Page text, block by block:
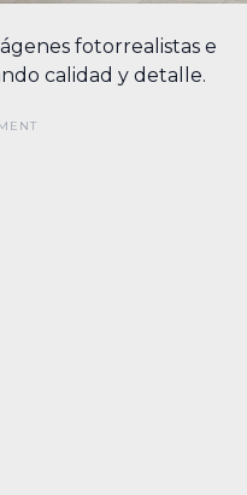
fotorrealistas e
calidad y detalle.